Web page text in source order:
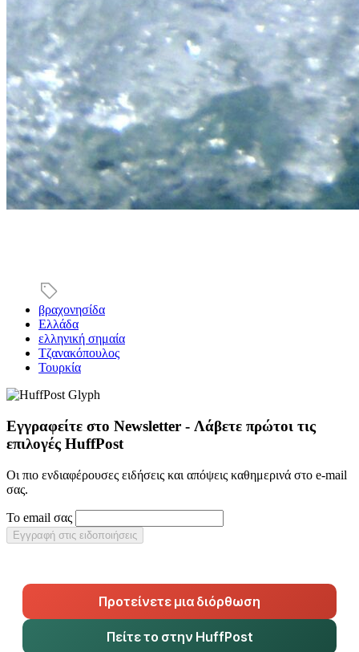
βραχονησίδα
Ελλάδα
ελληνική σημαία
Τζανακόπουλος
Τουρκία
Εγγραφείτε στο Newsletter - Λάβετε πρώτοι τις
επιλογές HuffPost
Οι πιο ενδιαφέρουσες ειδήσεις και απόψεις καθημερινά στο e-mail
σας.
Το email σας
Εγγραφή στις ειδοποιήσεις
Προτείνετε μια διόρθωση
Πείτε το στην HuffPost